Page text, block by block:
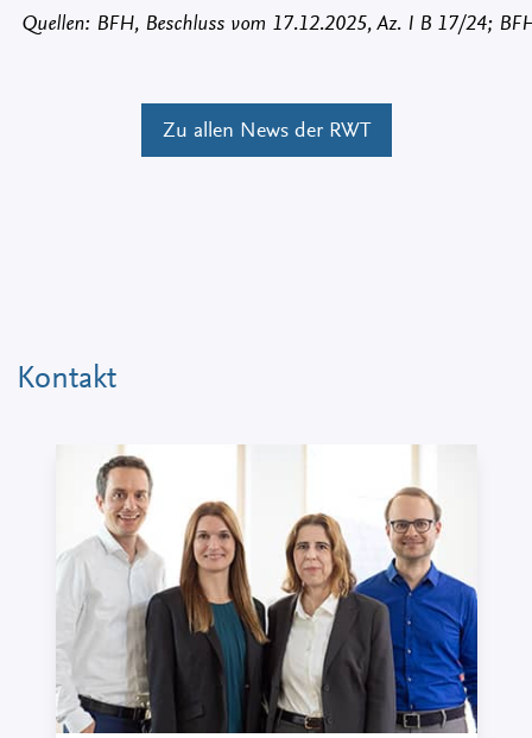
Quellen: BFH, Beschluss vom 17.12.2025, Az. I B 17/24;
Zu allen News der RWT
Kontakt